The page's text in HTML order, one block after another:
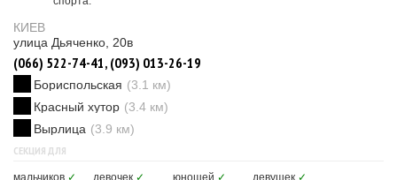
КИЕВ
улица Дьяченко, 20в
(066) 522-74-41, (093) 013-26-19
Бориспольская (3.1 км)
Красный хутор (3.4 км)
Вырлица (3.9 км)
СЕКЦИЯ ДЛЯ
мальчиков ✓ девочек ✓ юношей ✓ девушек ✓